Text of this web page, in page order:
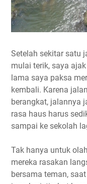
Setelah sekitar satu
mulai terik, saya
lama saya paksa
kembali. Karena
berangkat, jalannya
rasa haus harus
sampai ke sekolah
Tak hanya untuk
mereka rasakan
bersama teman,